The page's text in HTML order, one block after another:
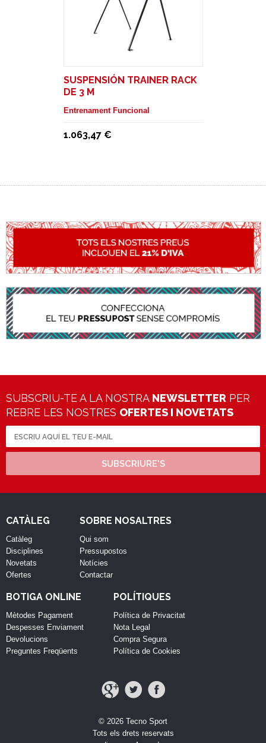
SUSPENSIÓN TRAINER RACK
DE 3 M
Entrenament Funcional
1.063,47 €
SUBSCRIU-TE A LA NOSTRA NEWSLETTER PER
REBRE LES NOSTRES OFERTES I NOVETATS
SUBSCRIURE'S
CATÀLEG
Catàleg
Disciplines
Novetats
Ofertes
SOBRE NOSALTRES
Qui som
Pressupostos
Notícies
Contactar
BOTIGA ONLINE
Mètodes Pagament
Despesses Enviament
Devolucions
Preguntes Freqüents
POLÍTIQUES
Política de Privacitat
Nota Legal
Compra Segura
Política de Cookies
© 2026 Tecno Sport
Tots els drets reservats